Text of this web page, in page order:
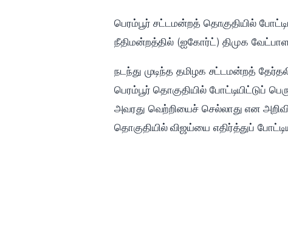
பெரம்பூர் சட்டமன்றத் தொகுதியில்
நீதிமன்றத்தில் (ஐகோர்ட்) திமுக
நடந்து முடிந்த தமிழக சட்டமன்றத்
பெரம்பூர் தொகுதியில் போட்டியிட்டுப்
அவரது வெற்றியைச் செல்லாது என
தொகுதியில் விஜய்யை எதிர்த்துப்